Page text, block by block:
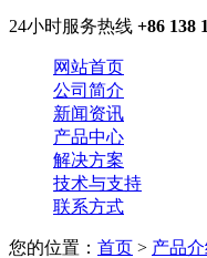
24小时服务热线 +86 138
网站首页
公司简介
新闻资讯
产品中心
解决方案
技术与支持
联系方式
您的位置： 首页 > 产品